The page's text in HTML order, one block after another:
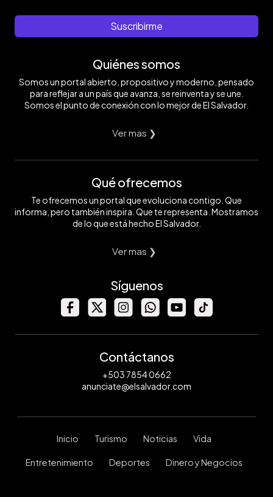
Suscribirme
Quiénes somos
Somos un portal abierto, propositivo y moderno, pensado
para reflejar a un país que avanza, se reinventa y se une.
Somos el punto de conexión con lo mejor de El Salvador.
Ver mas ❯
Qué ofrecemos
Te ofrecemos un portal que evoluciona contigo. Que
informa, pero también inspira. Que te representa. Mostramos
de lo que está hecho El Salvador.
Ver mas ❯
Síguenos
Contáctanos
+503 7854 0662
anunciate@elsalvador.com
Inicio Turismo Noticias Vida
Entretenimiento Deportes Dinero y Negocios